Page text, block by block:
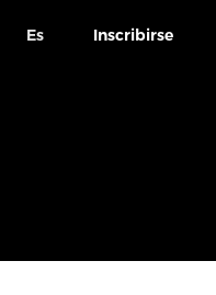
Es Inscribirse